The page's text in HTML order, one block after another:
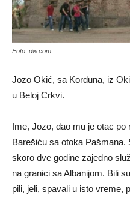
Foto: dw.com
Jozo Okić, sa Korduna, iz
u Beloj Crkvi.
Ime, Jozo, dao mu je otac
Barešiću sa otoka
skoro dve godine zajedno
na granici sa Albanijom. Bili
pili, jeli, spavali u isto vreme,